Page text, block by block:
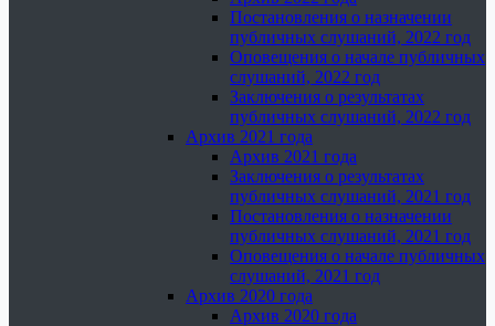
Постановления о назначении
публичных слушаний, 2022 год
Оповещения о начале публичных
слушаний, 2022 год
Заключения о результатах
публичных слушаний, 2022 год
Архив 2021 года
Архив 2021 года
Заключения о результатах
публичных слушаний, 2021 год
Постановления о назначении
публичных слушаний, 2021 год
Оповещения о начале публичных
слушаний, 2021 год
Архив 2020 года
Архив 2020 года